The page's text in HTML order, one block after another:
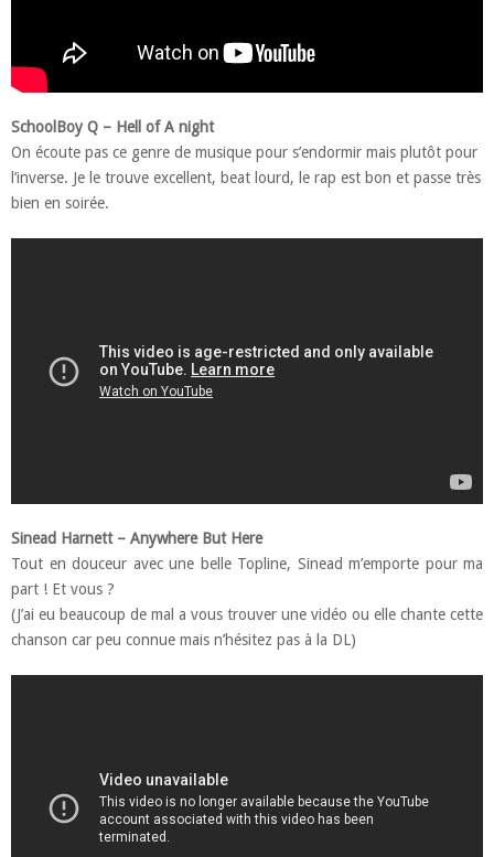
SchoolBoy Q – Hell of A night
On écoute pas ce genre de musique pour s’endormir mais plutôt pour
l’inverse. Je le trouve excellent, beat lourd, le rap est bon et passe très
bien en soirée.
Sinead Harnett – Anywhere But Here
Tout en douceur avec une belle Topline, Sinead m’emporte pour ma
part ! Et vous ?
(J’ai eu beaucoup de mal a vous trouver une vidéo ou elle chante cette
chanson car peu connue mais n’hésitez pas à la DL)